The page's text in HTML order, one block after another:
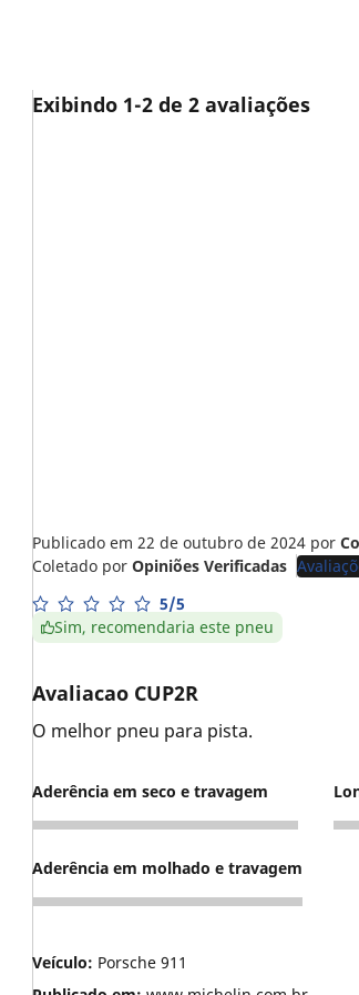
Exibindo 1-2 de 2 avaliações
Publicado em 22 de outubro de 2024 por
Coletado por Opiniões Verificadas
5/5
Sim, recomendaria este pneu
Avaliacao CUP2R
O melhor pneu para pista.
Aderência em seco e travagem
5 5
Aderência em molhado e travagem
5
Veículo: Porsche 911